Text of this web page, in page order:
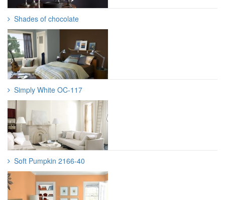
Shades of chocolate
Simply White OC-117
Soft Pumpkin 2166-40